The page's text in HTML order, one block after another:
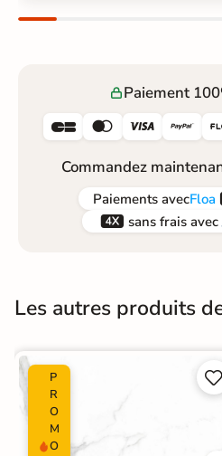
Paiement
   
Commandez
Paiements avecFloa
 sans frais avec
Les autres produits
P
R
O
M
O

